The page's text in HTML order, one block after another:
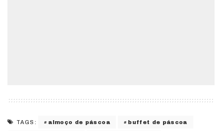
TAGS: almoço de páscoa buffet de páscoa